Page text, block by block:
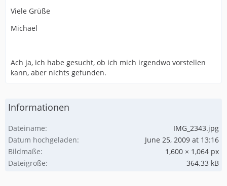
Viele Grüße
Michael
Ach ja, ich habe gesucht, ob ich mich irgendwo vorstellen
kann, aber nichts gefunden.
Informationen
Dateiname
IMG_2343.jpg
Datum hochgeladen
June 25, 2009 at 13:16
Bildmaße
1,600 × 1,064 px
Dateigröße
364.33 kB